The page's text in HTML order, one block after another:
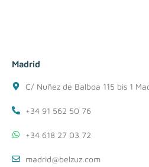
Madrid
C/ Nuñez de Balboa 115 bis 1
+34 91 562 50 76
+34 618 27 03 72
madrid@belzuz.com